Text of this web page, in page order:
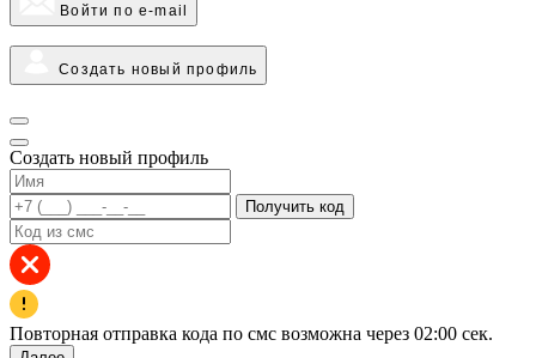
Войти по e-mail
Создать новый профиль
Создать новый профиль
Получить код
Повторная отправка кода по смс возможна через 02:00 сек.